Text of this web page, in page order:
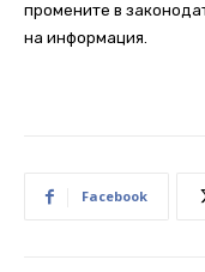
промените в
на информация.
Facebook